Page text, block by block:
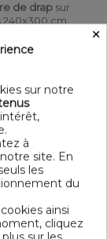
de drap sur
240x300 cm
couleurs
pour un linge
est serré et
testés et
pouvant nuire
×
sur notre
à
site. En
les
du
ainsi
cliquez